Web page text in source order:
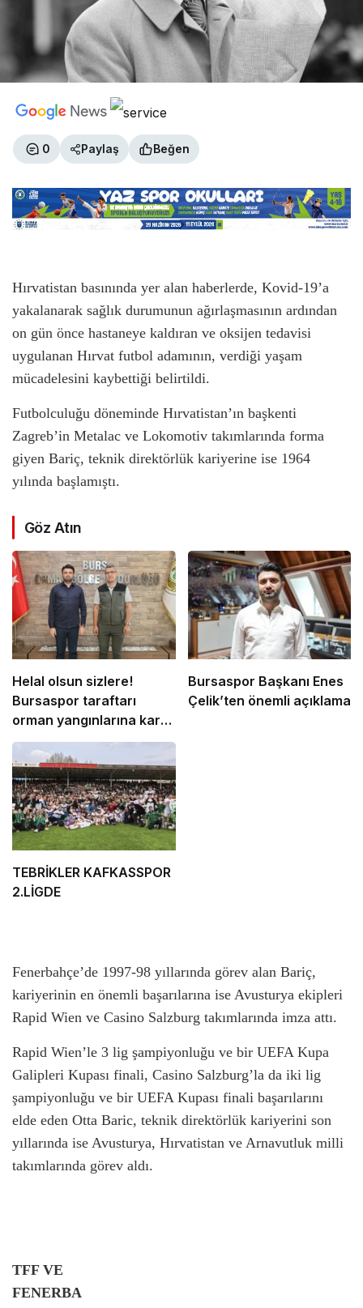
0 Paylaş Beğen
Hırvatistan basınında yer alan haberlerde, Kovid-19’a
yakalanarak sağlık durumunun ağırlaşmasının ardından
on gün önce hastaneye kaldıran ve oksijen tedavisi
uygulanan Hırvat futbol adamının, verdiği yaşam
mücadelesini kaybettiği belirtildi.
Futbolculuğu döneminde Hırvatistan’ın başkenti
Zagreb’in Metalac ve Lokomotiv takımlarında forma
giyen Bariç, teknik direktörlük kariyerine ise 1964
yılında başlamıştı.
Göz Atın
Helal olsun sizlere!
Bursaspor taraftarı
orman yangınlarına karşı
seferber oluyor
Bursaspor Başkanı Enes
Çelik’ten önemli açıklama
TEBRİKLER KAFKASSPOR
2.LİGDE
Fenerbahçe’de 1997-98 yıllarında görev alan Bariç,
kariyerinin en önemli başarılarına ise Avusturya ekipleri
Rapid Wien ve Casino Salzburg takımlarında imza attı.
Rapid Wien’le 3 lig şampiyonluğu ve bir UEFA Kupa
Galipleri Kupası finali, Casino Salzburg’la da iki lig
şampiyonluğu ve bir UEFA Kupası finali başarılarını
elde eden Otta Baric, teknik direktörlük kariyerini son
yıllarında ise Avusturya, Hırvatistan ve Arnavutluk milli
takımlarında görev aldı.
TFF VE
FENERBA